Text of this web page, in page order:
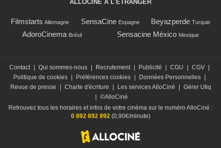
ALLOCINÉ À L'ÉTRANGER
Filmstarts Allemagne SensaCine Espagne Beyazperde Turquie
AdoroCinema Brésil Sensacine México Mexique
Contact Qui sommes-nous Recrutement Publicité CGU CGV
Politique de cookies
Préférences cookies Données Personnelles
Revue de presse
Charte d'écriture Les services AlloCiné
Gérer Utiq
©AlloCiné
Retrouvez tous les horaires et infos de votre cinéma sur le numéro AlloCiné :
0 892 892 892(0,90€/minute)